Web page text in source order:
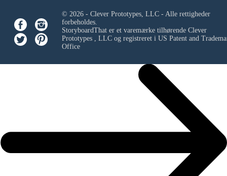
© 2026 - Clever Prototypes, LLC - Alle rettigheder
forbeholdes.
StoryboardThat er et varemærke tilhørende Clever
Prototypes , LLCog registreret i US Patent and
Office